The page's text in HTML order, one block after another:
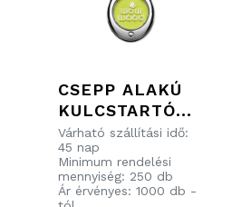
CSEPP ALAKÚ
KULCSTARTÓ
AZ ÖN ÁLTAL
TERVEZETT
LÁGY FESTETT
ZOMÁNCOZOTT
Várható szállítási idő:
45 nap
Minimum rendelési
mennyiség: 250 db
Ár érvényes: 1000 db -